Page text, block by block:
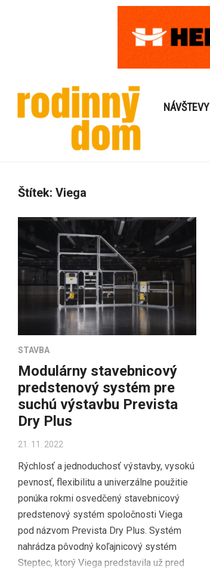
NÁVŠTEVY
Štítek: Viega
STAVBA
Modulárny stavebnicový
predstenový systém pre
suchú výstavbu Prevista
Dry Plus
21. 11. 2022
Rýchlosť a jednoduchosť výstavby, vysokú
pevnosť, flexibilitu a univerzálne použitie
ponúka rokmi osvedčený stavebnicový
predstenový systém spoločnosti Viega
pod názvom Prevista Dry Plus. Systém
nahrádza pôvodný koľajnicový systém
Steptec, ktorý Viega predstavila už pred